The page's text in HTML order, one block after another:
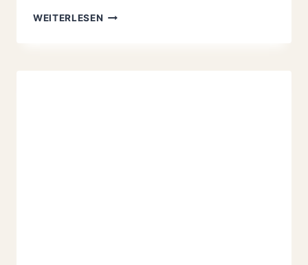
WEITERLESEN HIMBEER-